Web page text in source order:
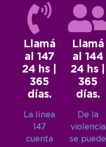
Llamá
al 147
24 hs |
365
días.
La línea
147
cuenta
Llamá
al 144
24 hs |
365
días.
De la
violencia
se puede